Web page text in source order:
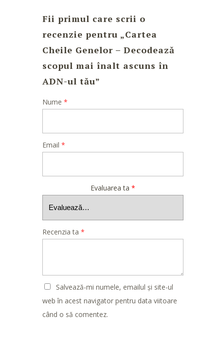
Fii primul care scrii o
recenzie pentru „Cartea
Cheile Genelor – Decodează
scopul mai înalt ascuns în
ADN-ul tău”
Nume *
Email *
Evaluarea ta *
Recenzia ta *
Salvează-mi numele, emailul și site-ul
web în acest navigator pentru data viitoare
când o să comentez.